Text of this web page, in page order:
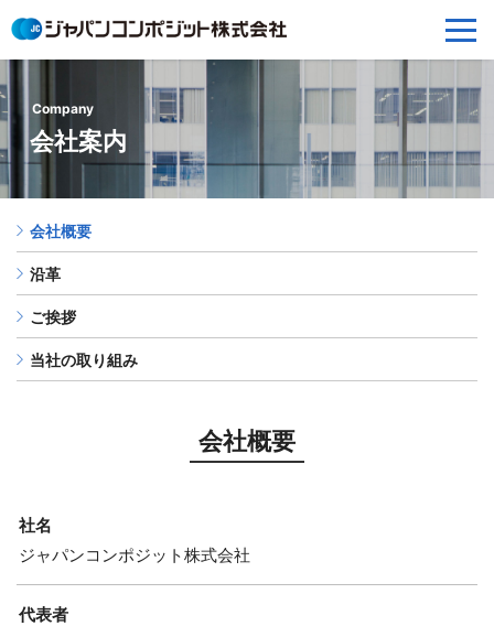
Company
会社案内
会社概要
沿革
ご挨拶
当社の取り組み
会社概要
社名
ジャパンコンポジット株式会社
代表者